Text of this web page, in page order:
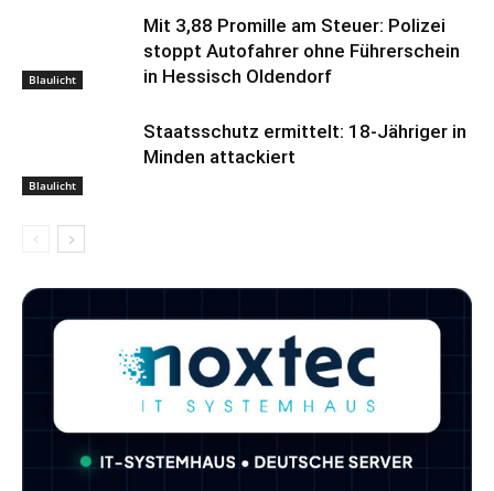
Blaulicht
Mit 3,88 Promille am Steuer: Polizei
stoppt Autofahrer ohne Führerschein
in Hessisch Oldendorf
Blaulicht
Staatsschutz ermittelt: 18-Jähriger in
Minden attackiert